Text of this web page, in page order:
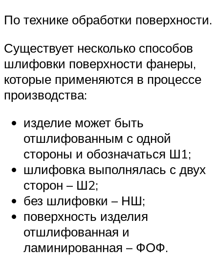
По технике обработки поверхности.
Существует несколько способов
шлифовки поверхности фанеры,
которые применяются в процессе
производства:
изделие может быть
отшлифованным с одной
стороны и обозначаться Ш1;
шлифовка выполнялась с двух
сторон – Ш2;
без шлифовки – НШ;
поверхность изделия
отшлифованная и
ламинированная – ФОФ.